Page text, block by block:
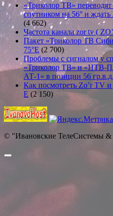
«Триколор ТВ»
спутником на 56° и
(4 662)
Частота канала zor tv (
Пакет «Триколор ТВ
75°E (2 700)
Проблемы с сигналом у
«Триколор ТВ» и «НТВ-
АТ-1» в позиции 56 гр.в.д.
Как посмотреть Zo’r TV
E (2 150)
© "Ивановские ТелеСистемы &
Прокрутить